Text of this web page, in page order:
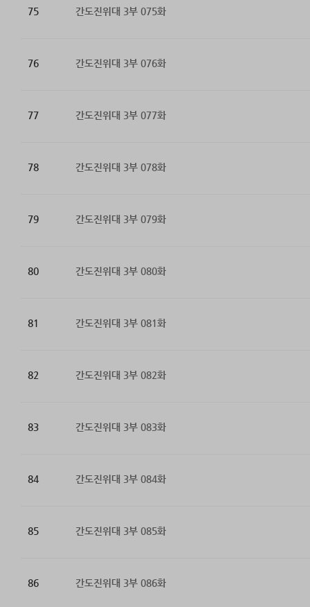
75 간도진위대 3부 075화
76 간도진위대 3부 076화
77 간도진위대 3부 077화
78 간도진위대 3부 078화
79 간도진위대 3부 079화
80 간도진위대 3부 080화
81 간도진위대 3부 081화
82 간도진위대 3부 082화
83 간도진위대 3부 083화
84 간도진위대 3부 084화
85 간도진위대 3부 085화
86 간도진위대 3부 086화